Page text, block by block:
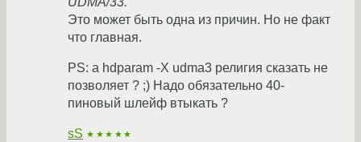
Это может быть одна из причин. Но не факт
что главная.
PS: а hdparam -X udma3 религия сказать не
позволяет ? ;) Надо обязательно 40-
пиновый шлейф втыкать ?
sS ★★★★★